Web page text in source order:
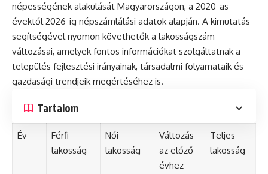
népességének alakulását Magyarországon, a 2020-as
évektől 2026-ig népszámlálási adatok alapján. A kimutatás
segítségével nyomon követhetők a lakosságszám
változásai, amelyek fontos információkat szolgáltatnak a
település fejlesztési irányainak, társadalmi folyamataik és
gazdasági trendjeik megértéséhez is.
Tartalom
Év
Férfi
lakosság
Női
lakosság
Változás
az előző
évhez
Teljes
lakosság